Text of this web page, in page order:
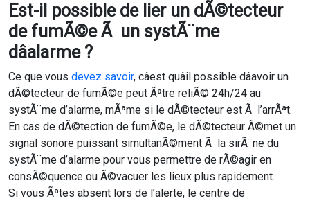
Est-il possible de lier un dÃ©tecteur
de fumÃ©e Ã un systÃ¨me
dâalarme ?
Ce que vous devez savoir, câest quâil possible dâavoir un
dÃ©tecteur de fumÃ©e peut Ãªtre reliÃ© 24h/24 au
systÃ¨me d’alarme, mÃªme si le dÃ©tecteur est Ã l’arrÃªt.
En cas de dÃ©tection de fumÃ©e, le dÃ©tecteur Ã©met un
signal sonore puissant simultanÃ©ment Ã la sirÃ¨ne du
systÃ¨me d’alarme pour vous permettre de rÃ©agir en
consÃ©quence ou Ã©vacuer les lieux plus rapidement.
Si vous Ãªtes absent lors de l’alerte, le centre de